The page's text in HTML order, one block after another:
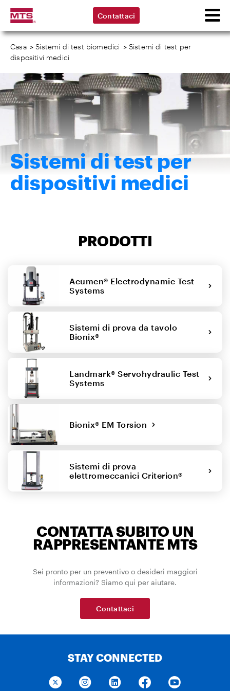
Contattaci
Casa >Sistemi di test biomedici > Sistemi di test per
dispositivi medici
Sistemi di test per
dispositivi medici
PRODOTTI
Acumen® Electrodynamic Test
Systems
Sistemi di prova da tavolo
Bionix®
Landmark® Servohydraulic Test
Systems
Bionix® EM Torsion
Sistemi di prova
elettromeccanici Criterion®
CONTATTA SUBITO UN
RAPPRESENTANTE MTS
Sei pronto per un preventivo o desideri maggiori
informazioni? Siamo qui per aiutare.
Contattaci
STAY CONNECTED